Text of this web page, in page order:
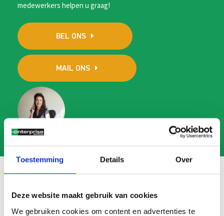
Toestemming Details Over
Deze website maakt gebruik van cookies
We gebruiken cookies om content en advertenties te
medewerkers helpen u graag!
BEL ONS
MAIL ONS
Veelgestelde vragen